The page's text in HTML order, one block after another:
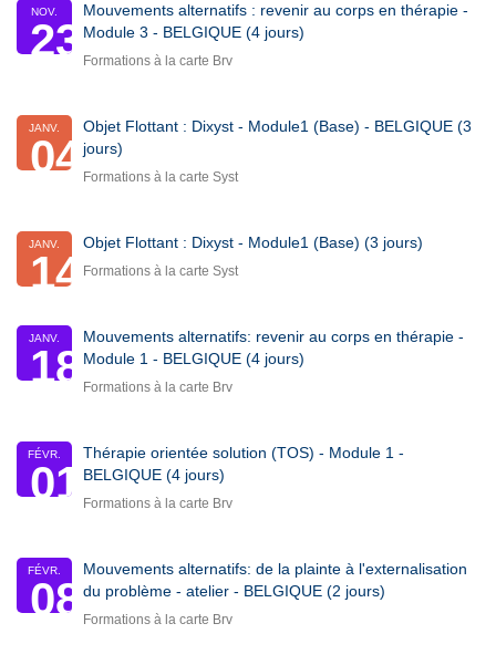
NOV.
23
Mouvements alternatifs : revenir au corps en thérapie -
Module 3 - BELGIQUE (4 jours)
Formations à la carte Brv
JANV.
04
Objet Flottant : Dixyst - Module1 (Base) - BELGIQUE (3
jours)
Formations à la carte Syst
JANV.
14
Objet Flottant : Dixyst - Module1 (Base) (3 jours)
Formations à la carte Syst
JANV.
18
Mouvements alternatifs: revenir au corps en thérapie -
Module 1 - BELGIQUE (4 jours)
Formations à la carte Brv
FÉVR.
01
Thérapie orientée solution (TOS) - Module 1 -
BELGIQUE (4 jours)
Formations à la carte Brv
FÉVR.
08
Mouvements alternatifs: de la plainte à l'externalisation
du problème - atelier - BELGIQUE (2 jours)
Formations à la carte Brv